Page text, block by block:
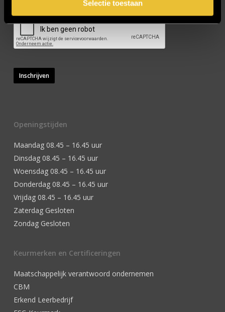
Selectie toestaan
Inschrijven
Openingstijden
Maandag 08.45 – 16.45 uur
Dinsdag 08.45 – 16.45 uur
Woensdag 08.45 – 16.45 uur
Donderdag 08.45 – 16.45 uur
Vrijdag 08.45 – 16.45 uur
Zaterdag Gesloten
Zondag Gesloten
Keurmerken en Certificeringen
Maatschappelijk verantwoord ondernemen
CBM
Erkend Leerbedrijf